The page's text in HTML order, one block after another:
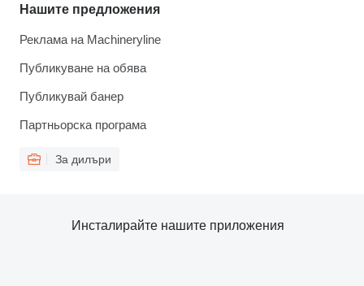
Нашите предложения
Реклама на Machineryline
Публикуване на обява
Публикувай банер
Партньорска програма
За дилъри
Инсталирайте нашите приложения